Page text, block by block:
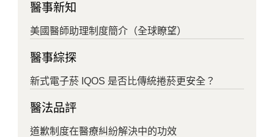
醫事新知
美國醫師助理制度簡介（全球瞭望）
醫事綜探
新式電子菸 IQOS 是否比傳統捲菸更安全？
醫法品評
道歉制度在醫療糾紛解決中的功效